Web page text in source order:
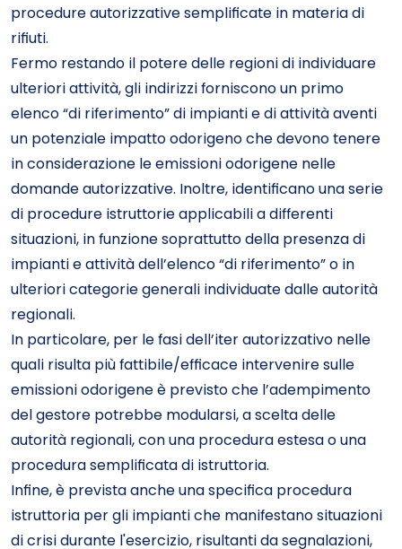
procedure autorizzative semplificate in materia di
rifiuti.
Fermo restando il potere delle regioni di individuare
ulteriori attività, gli indirizzi forniscono un primo
elenco “di riferimento” di impianti e di attività aventi
un potenziale impatto odorigeno che devono tenere
in considerazione le emissioni odorigene nelle
domande autorizzative. Inoltre, identificano una serie
di procedure istruttorie applicabili a differenti
situazioni, in funzione soprattutto della presenza di
impianti e attività dell’elenco “di riferimento” o in
ulteriori categorie generali individuate dalle autorità
regionali.
In particolare, per le fasi dell’iter autorizzativo nelle
quali risulta più fattibile/efficace intervenire sulle
emissioni odorigene è previsto che l’adempimento
del gestore potrebbe modularsi, a scelta delle
autorità regionali, con una procedura estesa o una
procedura semplificata di istruttoria.
Infine, è prevista anche una specifica procedura
istruttoria per gli impianti che manifestano situazioni
di crisi durante l'esercizio, risultanti da segnalazioni,